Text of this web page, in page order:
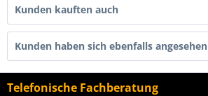
Kunden kauften auch
Kunden haben sich ebenfalls angesehen
Telefonische Fachberatung